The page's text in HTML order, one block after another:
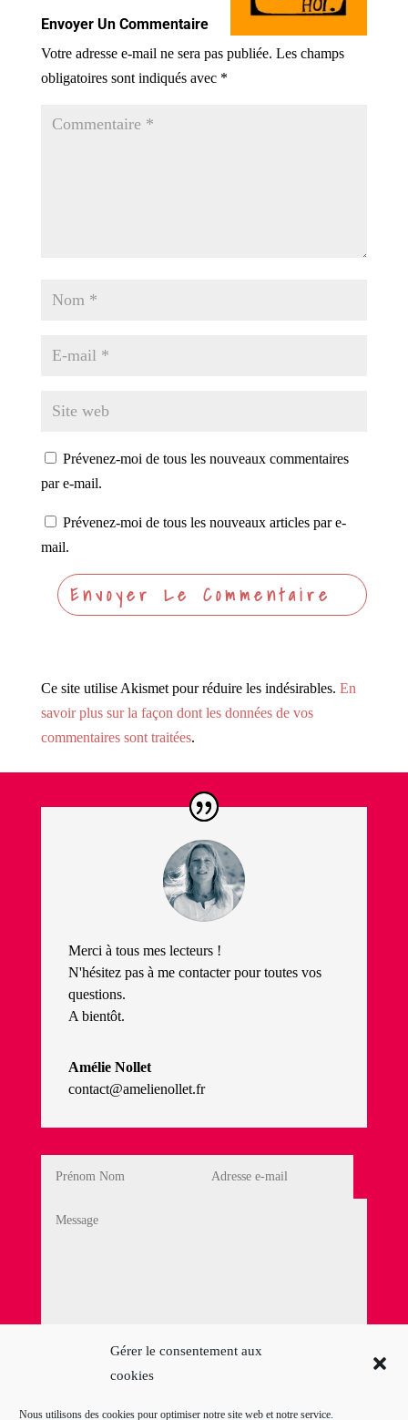
Gérer le consentement aux
cookies
Nous utilisons des cookies pour optimiser notre site web et notre service.
Envoyer Un Commentaire
Votre adresse e-mail ne sera pas publiée. Les champs
obligatoires sont indiqués avec *
Prévenez-moi de tous les nouveaux commentaires
par e-mail.
Prévenez-moi de tous les nouveaux articles par e-
mail.
Ce site utilise Akismet pour réduire les indésirables. En
savoir plus sur la façon dont les données de vos
commentaires sont traitées.
Merci à tous mes lecteurs !
N'hésitez pas à me contacter pour toutes vos
questions.
A bientôt.
Amélie Nollet
contact@amelienollet.fr
Politique de Confidentialité
En cochant cette case, j'accepte la